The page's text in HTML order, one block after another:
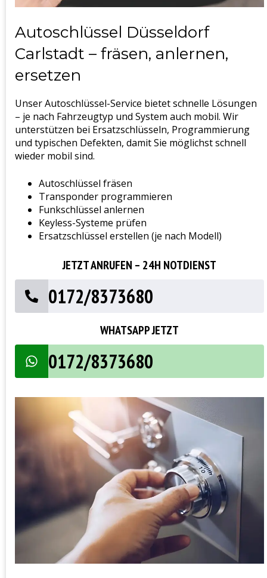
Autoschlüssel Düsseldorf
Carlstadt – fräsen, anlernen,
ersetzen
Unser Autoschlüssel-Service bietet schnelle Lösungen
– je nach Fahrzeugtyp und System auch mobil. Wir
unterstützen bei Ersatzschlüsseln, Programmierung
und typischen Defekten, damit Sie möglichst schnell
wieder mobil sind.
Autoschlüssel fräsen
Transponder programmieren
Funkschlüssel anlernen
Keyless-Systeme prüfen
Ersatzschlüssel erstellen (je nach Modell)
JETZT ANRUFEN – 24H NOTDIENST
0172/8373680
WHATSAPP JETZT
0172/8373680